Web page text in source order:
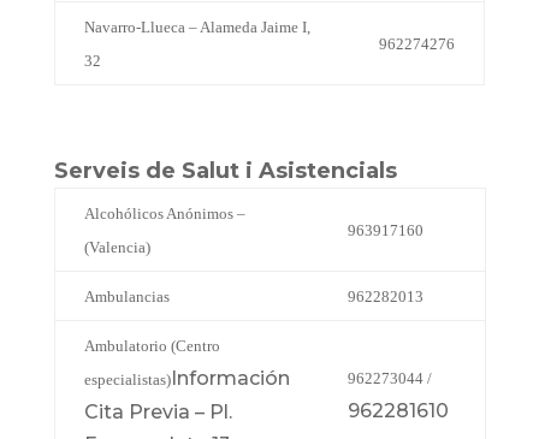
Navarro-Llueca – Alameda Jaime I,
32
962274276
Serveis de Salut i Asistencials
Alcohólicos Anónimos –
(Valencia)
963917160
Ambulancias 962282013
Ambulatorio (Centro
especialistas)Información
Cita Previa – Pl.
962273044 /
962281610